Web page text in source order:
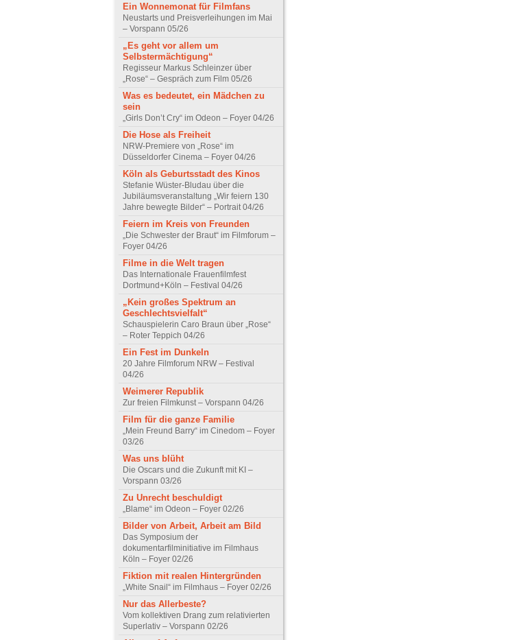
Ein Wonnemonat für Filmfans
Neustarts und Preisverleihungen im Mai
– Vorspann 05/26
„Es geht vor allem um
Selbstermächtigung“
Regisseur Markus Schleinzer über
„Rose“ – Gespräch zum Film 05/26
Was es bedeutet, ein Mädchen zu
sein
„Girls Don’t Cry“ im Odeon – Foyer 04/26
Die Hose als Freiheit
NRW-Premiere von „Rose“ im
Düsseldorfer Cinema – Foyer 04/26
Köln als Geburtsstadt des Kinos
Stefanie Wüster-Bludau über die
Jubiläumsveranstaltung „Wir feiern 130
Jahre bewegte Bilder“ – Portrait 04/26
Feiern im Kreis von Freunden
„Die Schwester der Braut“ im Filmforum –
Foyer 04/26
Filme in die Welt tragen
Das Internationale Frauenfilmfest
Dortmund+Köln – Festival 04/26
„Kein großes Spektrum an
Geschlechtsvielfalt“
Schauspielerin Caro Braun über „Rose“
– Roter Teppich 04/26
Ein Fest im Dunkeln
20 Jahre Filmforum NRW – Festival
04/26
Weimerer Republik
Zur freien Filmkunst – Vorspann 04/26
Film für die ganze Familie
„Mein Freund Barry“ im Cinedom – Foyer
03/26
Was uns blüht
Die Oscars und die Zukunft mit KI –
Vorspann 03/26
Zu Unrecht beschuldigt
„Blame“ im Odeon – Foyer 02/26
Bilder von Arbeit, Arbeit am Bild
Das Symposium der
dokumentarfilminitiative im Filmhaus
Köln – Foyer 02/26
Fiktion mit realen Hintergründen
„White Snail“ im Filmhaus – Foyer 02/26
Nur das Allerbeste?
Vom kollektiven Drang zum relativierten
Superlativ – Vorspann 02/26